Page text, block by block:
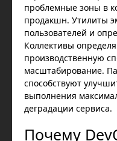
проблемные зоны в
продакшн. Утилиты
пользователей и
Коллективы
производственную
масштабирование.
способствуют
выполнения
деградации сервиса.
Почему